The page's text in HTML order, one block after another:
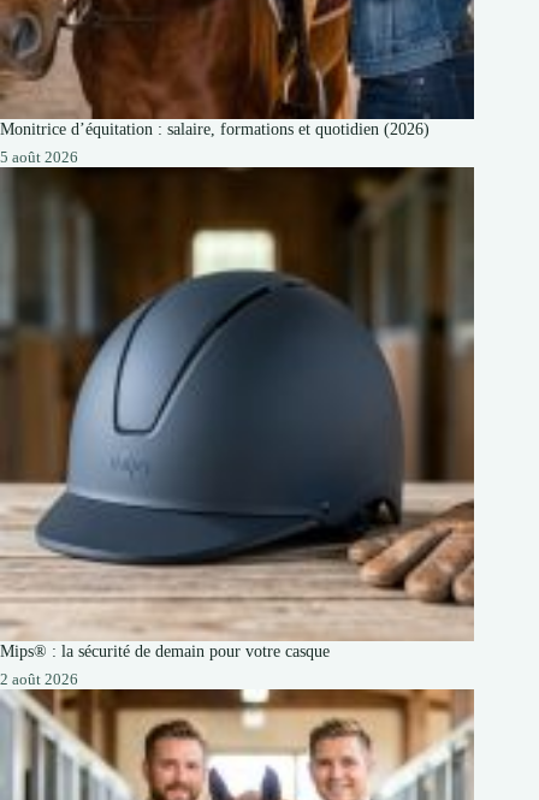
Monitrice d’équitation : salaire, formations et quotidien (2026)
5 août 2026
Mips® : la sécurité de demain pour votre casque
2 août 2026